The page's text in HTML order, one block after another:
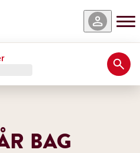
BAG